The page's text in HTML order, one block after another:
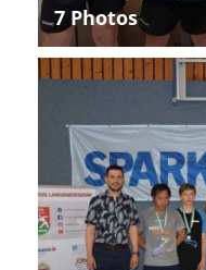
7 Photos